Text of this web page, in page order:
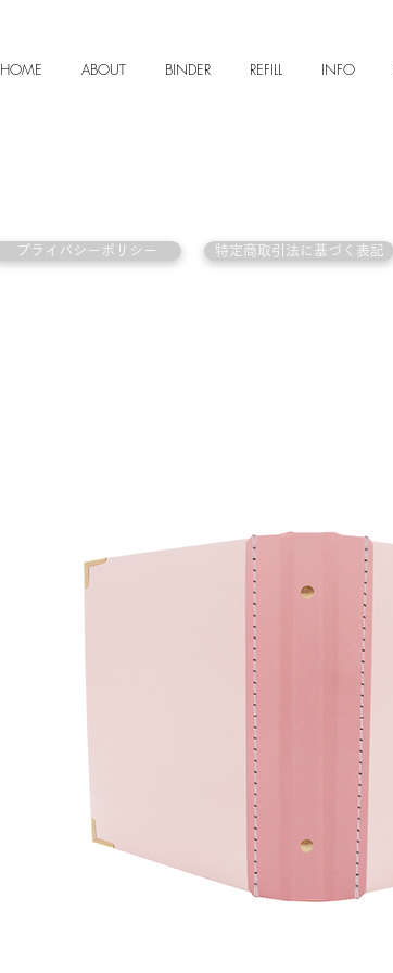
HOME ABOUT BINDER REFILL INFO
プライバシーポリシー 特定商取引法に基づく表記